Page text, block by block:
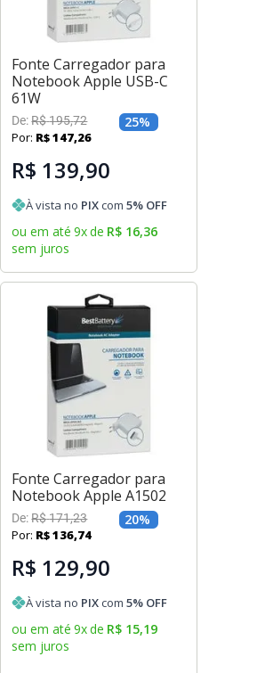
Fonte Carregador para
Notebook Apple USB-C
61W
De:R$195,72 25%
Por: R$147,26
R$ 139,90
À vista no PIXcom5% OFF
ou em até 9xde R$ 16,36
sem juros
Fonte Carregador para
Notebook Apple A1502
De:R$171,23 20%
Por: R$136,74
R$ 129,90
À vista no PIXcom5% OFF
ou em até 9xde R$ 15,19
sem juros